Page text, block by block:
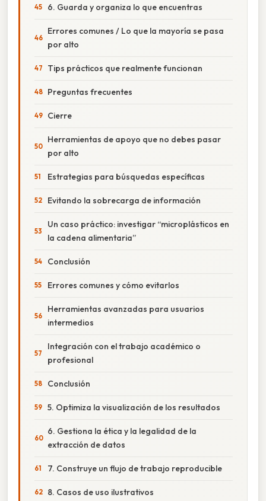
6. Guarda y organiza lo que encuentras
Errores comunes / Lo que la mayoría se pasa
por alto
Tips prácticos que realmente funcionan
Preguntas frecuentes
Cierre
Herramientas de apoyo que no debes pasar
por alto
Estrategias para búsquedas específicas
Evitando la sobrecarga de información
Un caso práctico: investigar “microplásticos en
la cadena alimentaria”
Conclusión
Errores comunes y cómo evitarlos
Herramientas avanzadas para usuarios
intermedios
Integración con el trabajo académico o
profesional
Conclusión
5. Optimiza la visualización de los resultados
6. Gestiona la ética y la legalidad de la
extracción de datos
7. Construye un flujo de trabajo reproducible
8. Casos de uso ilustrativos